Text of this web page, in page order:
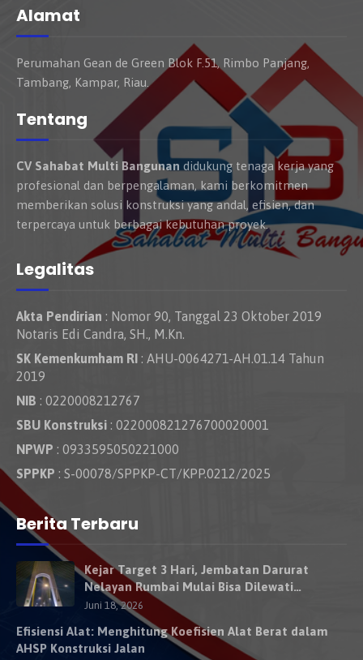
Alamat
Perumahan Gean de Green Blok F.51, Rimbo Panjang,
Tambang, Kampar, Riau.
Tentang
CV Sahabat Multi Bangunan didukung tenaga kerja yang
profesional dan berpengalaman, kami berkomitmen
memberikan solusi konstruksi yang andal, efisien, dan
terpercaya untuk berbagai kebutuhan proyek.
Legalitas
Akta Pendirian : Nomor 90, Tanggal 23 Oktober 2019
Notaris Edi Candra, SH., M.Kn.
SK Kemenkumham RI : AHU-0064271-AH.01.14 Tahun
2019
NIB : 0220008212767
SBU Konstruksi : 022000821276700020001
NPWP : 0933595050221000
SPPKP : S-00078/SPPKP-CT/KPP.0212/2025
Berita Terbaru
Kejar Target 3 Hari, Jembatan Darurat
Nelayan Rumbai Mulai Bisa Dilewati
Kendaraan Besok
Juni 18, 2026
Efisiensi Alat: Menghitung Koefisien Alat Berat dalam
AHSP Konstruksi Jalan